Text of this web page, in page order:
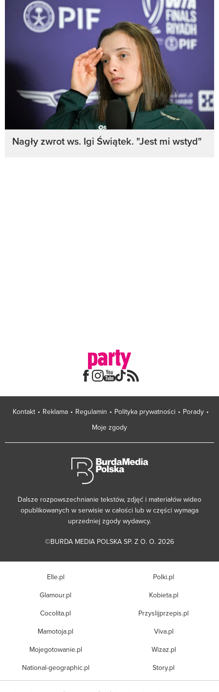
Nagły zwrot ws. Igi Świątek. "Jest mi wstyd"
Kontakt Reklama Regulamin Polityka prywatności
Porady
Moje zgody
Dalsze rozpowszechnianie tekstów, zdjęć i materiałów wideo
opublikowanych w serwisie w całości lub w części wymaga
uprzedniej zgody wydawcy.
©BURDA MEDIA POLSKA SP. Z O. O. 2026
Elle.pl
Glamour.pl
Cocolita.pl
Mamotoja.pl
Mojegotowanie.pl
National-geographic.pl
Polki.pl
Kobieta.pl
Przyslijprzepis.pl
Viva.pl
Wizaz.pl
Story.pl